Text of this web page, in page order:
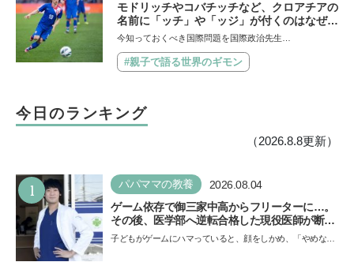
モドリッチやコバチッチなど、クロアチアの
名前に「ッチ」や「ッジ」が付くのはなぜ？
【親子で語る国際問題】
今知っておくべき国際問題を国際政治先生…
#親子で語る世界のギモン
今日のランキング
（2026.8.8更新）
1 パパママの教養 2026.08.04
ゲーム依存で御三家中高からフリーターに…。
その後、医学部へ逆転合格した現役医師が断言
「ゲームの経験が受験勉強に役立った」そう考
える背景とは
子どもがゲームにハマっていると、顔をしかめ、「やめなさ